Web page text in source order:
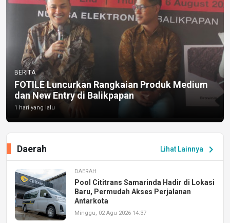
BERITA
FOTILE Luncurkan Rangkaian Produk Medium
dan New Entry di Balikpapan
1 hari yang lalu
Lihat Lainnya chevron_right
Daerah
DAERAH
Pool Cititrans Samarinda Hadir di Lokasi
Baru, Permudah Akses Perjalanan
Antarkota
Minggu, 02 Agu 2026 14:37